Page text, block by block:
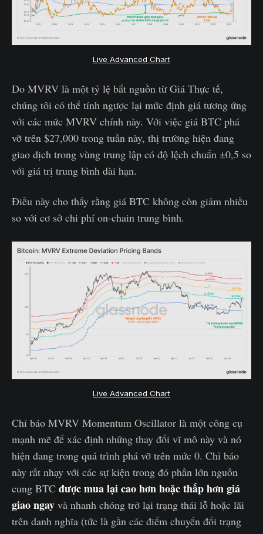
Live Advanced Chart
Do MVRV là một tỷ lệ bắt nguồn từ Giá Thực tế,
chúng tôi có thể tính ngược lại mức định giá tương ứng
với các mức MVRV chính này. Với việc giá BTC phá
vỡ trên $27,000 trong tuần này, thị trường hiện đang
giao dịch trong vùng trung lập có độ lệch chuẩn ±0,5 so
với giá trị trung bình dài hạn.
Điều này cho thấy rằng giá BTC không còn giảm nhiều
so với cơ sở chi phí on-chain trung bình.
Live Advanced Chart
Chỉ báo MVRV Momentum Oscillator là một công cụ
mạnh mẽ để xác định những thay đổi vĩ mô này và nó
hiện đang trong quá trình phá vỡ trên mức 0. Chỉ báo
này rất nhạy với các sự kiện trong đó phần lớn nguồn
cung BTC được mua lại cao hơn hoặc thấp hơn giá
giao ngay và nhanh chóng trở lại trạng thái lỗ hoặc lãi
trên danh nghĩa (tức là gần các điểm chuyển đổi trạng